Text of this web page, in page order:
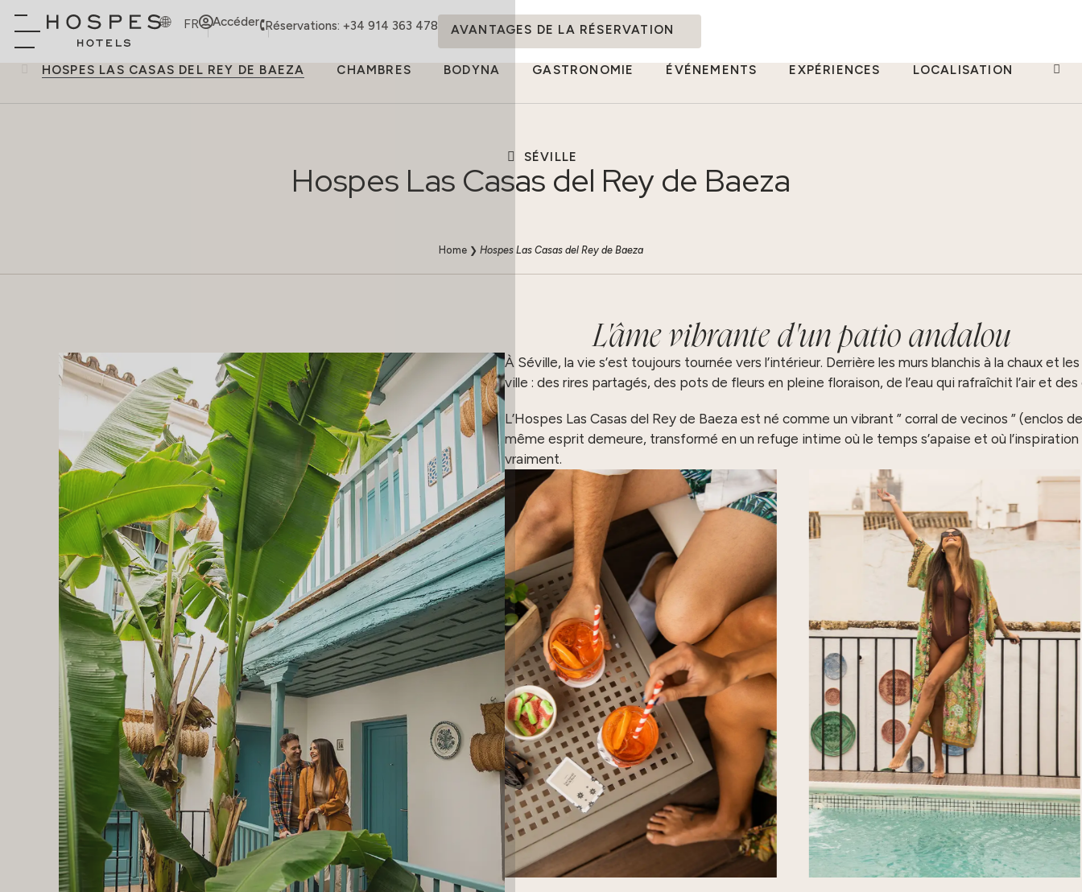
FR Accéder Réservations: +34 914 363 478 AVANTAGES DE LA RÉSERVATION
HOSPES LAS CASAS DEL REY DE BAEZA CHAMBRES BODYNA GASTRONOMIE ÉVÉNEMENTS EXPÉRIENCES LOCALISATION
SÉVILLE
Hospes Las Casas del Rey de Baeza
Home ❯ Hospes Las Casas del Rey de Baeza
L'âme vibrante d'un patio andalou
À Séville, la vie s’est toujours tournée vers l’intérieur. Derrière les murs blanchis à la chaux et
ville : des rires partagés, des pots de fleurs en pleine floraison, de l’eau qui rafraîchit l’air et
L’Hospes Las Casas del Rey de Baeza est né comme un vibrant ” corral de vecinos ” (enclos
même esprit demeure, transformé en un refuge intime où le temps s’apaise et où
vraiment.